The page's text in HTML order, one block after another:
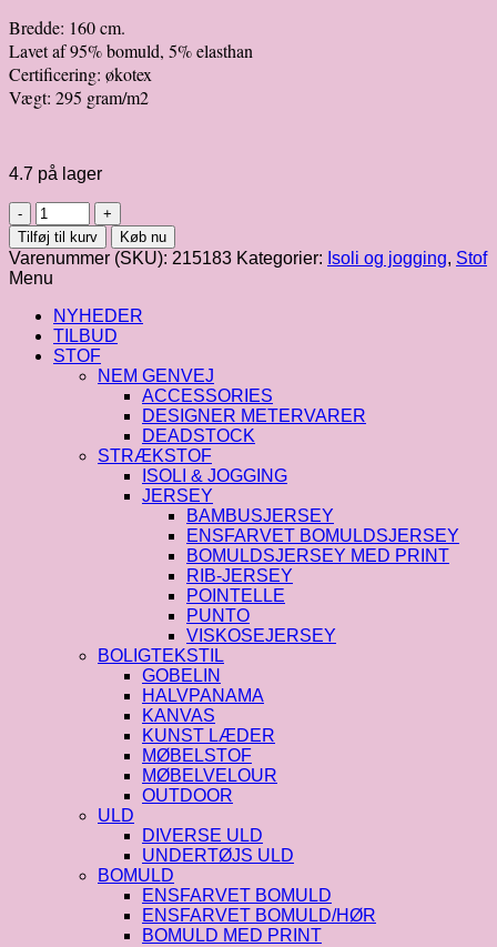
Bredde: 160 cm.
Lavet af 95% bomuld, 5% elasthan
Certificering: økotex
Vægt: 295 gram/m2
4.7 på lager
Isoli
|
“READY
TO
PLAY”
med
"FairPlay"
antal
Tilføj til kurv Køb nu
Varenummer (SKU): 215183 Kategorier: Isoli og jogging, Stof
Menu
NYHEDER
TILBUD
STOF
NEM GENVEJ
ACCESSORIES
DESIGNER METERVARER
DEADSTOCK
STRÆKSTOF
ISOLI & JOGGING
JERSEY
BAMBUSJERSEY
ENSFARVET BOMULDSJERSEY
BOMULDSJERSEY MED PRINT
RIB-JERSEY
POINTELLE
PUNTO
VISKOSEJERSEY
BOLIGTEKSTIL
GOBELIN
HALVPANAMA
KANVAS
KUNST LÆDER
MØBELSTOF
MØBELVELOUR
OUTDOOR
ULD
DIVERSE ULD
UNDERTØJS ULD
BOMULD
ENSFARVET BOMULD
ENSFARVET BOMULD/HØR
BOMULD MED PRINT